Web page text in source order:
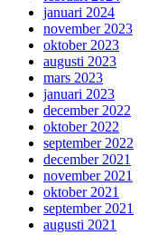
januari 2024
november 2023
oktober 2023
augusti 2023
mars 2023
januari 2023
december 2022
oktober 2022
september 2022
december 2021
november 2021
oktober 2021
september 2021
augusti 2021